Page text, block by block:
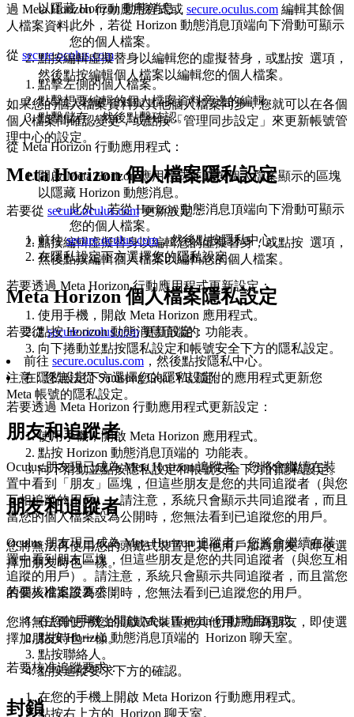
過 Meta Horizon 行動應用程式或 secure.oculus.com 編輯其餘個
人檔案資料。
從 secure.oculus.com：
點擊左側的個人檔案。
點擊想要編輯的個人檔案資料旁邊的編輯。
點擊儲存，然後點擊確認。
從 Meta Horizon 行動應用程式 ：
開啟 Meta Horizon 應用程式並點按個人檔案顯示的區塊
以隱藏 Horizon 動態消息。
此外，若從 Horizon 動態消息頂端向下滑動可顯示
您的個人檔案。
點按編輯虛擬替身以編輯您的虛擬替身，或點按 選項 ，
然後點按編輯個人檔案以編輯您的個人檔案。
Meta Horizon 個人檔案隱私設定
若要從secure.oculus.com更新設定：
前往 secure.oculus.com ，然後點按隱私中心。
在隱私設定下方選擇您的隱私設定。
若要透過 Meta Horizon 行動應用程式更新設定 ：
使用手機，開啟 Meta Horizon 應用程式。
點按 Horizon 動態消息頂端的 功能表。
向下滑動並點按隱私設定和帳號安全 下方的隱私設定。
朋友和追蹤者
Oculus 朋友現已成為 Meta Horizon 追蹤者。您將會繼續在裝
置中看到朋友區塊，但這些朋友是您的共同追蹤者（與您互相
追蹤的用戶）。請注意，系統只會顯示共同追蹤者，而且當您
的個人檔案設為公開時，您無法看到已追蹤您的用戶。
您將無法再使用您的頭戴式裝置把其他用戶加為朋友，即使選
擇加朋友時也一樣。
若要核准追蹤要求：
在您的手機上開啟 Meta Horizon 行動應用程式。
點按右上方的 Horizon 聊天室。
以隱藏 Horizon 動態消息。
此外，若從 Horizon 動態消息頂端向下滑動可顯示
您的個人檔案。
點按編輯虛擬替身以編輯您的虛擬替身，或點按 選項 ，
然後點按編輯個人檔案 以編輯您的個人檔案。
如果您的個人檔案資料與其他個人檔案同步，您就可以在各個
個人檔案間確認變更，或點按「管理同步設定」來更新帳號管
理中心的設定。
Meta Horizon 個人檔案隱私設定
若要從 secure.oculus.com更新設定：
前往secure.oculus.com，然後點按隱私中心。
在隱私設定下方選擇您的隱私設定。
若要透過 Meta Horizon 行動應用程式更新設定：
使用手機，開啟 Meta Horizon 應用程式。
點按 Horizon 動態消息頂端的 功能表。
向下捲動並點按隱私設定和帳號安全下方的隱私設定。
注意：您無法從 Samsung Gear VR 隨附的應用程式更新您
Meta 帳號的隱私設定。
朋友和追蹤者
Oculus 朋友現已成為 Meta Horizon 追蹤者。您將會繼續在裝
置中看到「朋友」區塊，但這些朋友是您的共同追蹤者（與您
互相追蹤的用戶）。請注意，系統只會顯示共同追蹤者，而且
當您的個人檔案設為公開時，您無法看到已追蹤您的用戶。
您將無法再使用您的頭戴式裝置把其他用戶加為朋友，即使選
擇加朋友時也一樣。
若要核准追蹤要求：
在您的手機上開啟 Meta Horizon 行動應用程式。
點按 Horizon 動態消息頂端的 Horizon 聊天室。
點按聯絡人。
點按追蹤要求下方的確認。
封鎖